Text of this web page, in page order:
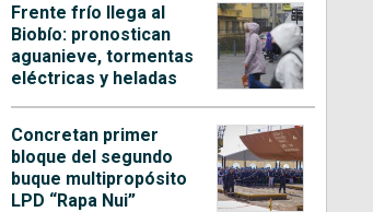
Frente frío llega al
Biobío: pronostican
aguanieve, tormentas
eléctricas y heladas
Concretan primer
bloque del segundo
buque multipropósito
LPD “Rapa Nui”